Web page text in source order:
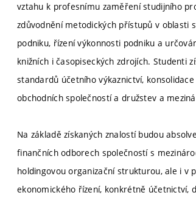
vztahu k profesnímu zaměření studijního
zdůvodnění metodických přístupů v oblasti
podniku, řízení výkonnosti podniku a
knižních i časopiseckých zdrojích. Studenti
standardů účetního výkaznictví,
obchodních společností a družstev a
Na základě získaných znalostí budou
finančních odborech společností s
holdingovou organizační strukturou, ale i v
ekonomického řízení, konkrétně účetnictví,